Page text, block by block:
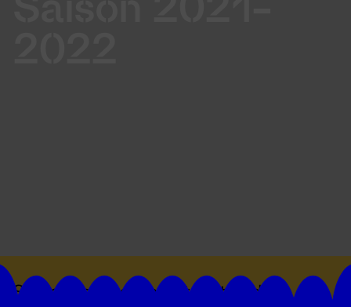
Suivez toutes les actualités du